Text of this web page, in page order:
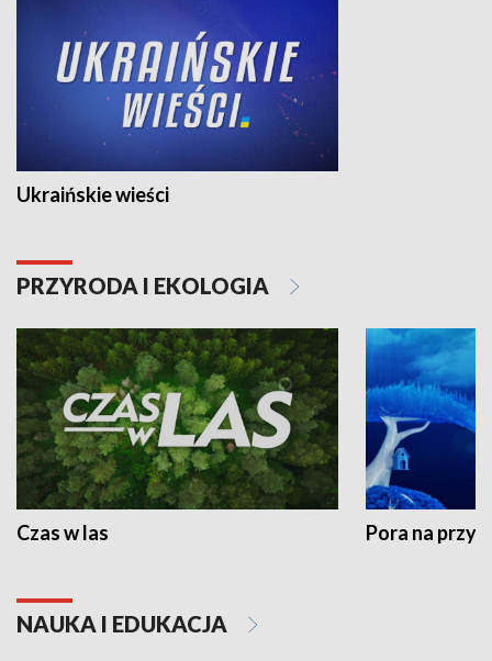
Ukraińskie wieści
PRZYRODA I EKOLOGIA
Czas w las Pora na
NAUKA I EDUKACJA